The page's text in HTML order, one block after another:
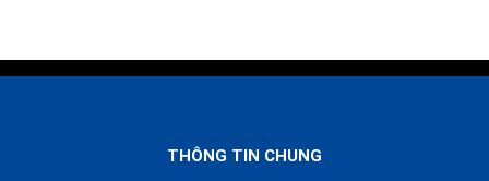
THÔNG TIN CHUNG